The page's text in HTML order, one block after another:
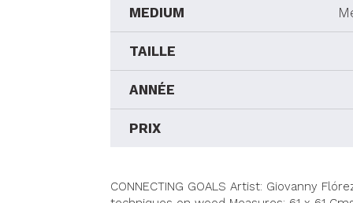
MEDIUM
TAILLE
ANNÉE
PRIX
CONNECTING GOALS Artist: Giovanny